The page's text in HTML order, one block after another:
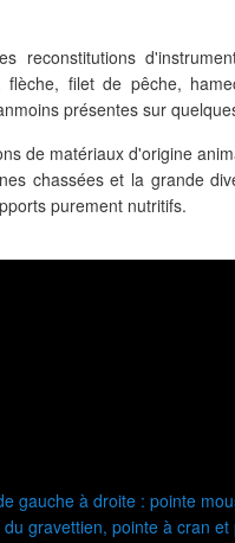
reconstitutions
flèche, filet de pêche,
présentes sur
de matériaux d'origine
chassées et la grande
purement nutritifs.